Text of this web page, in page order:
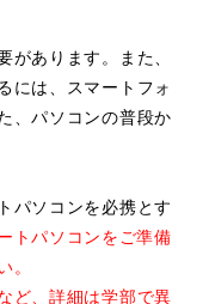
があります。また、
には、スマートフォ
、パソコンの普段か
パソコンを必携とす
トパソコンをご準備
。
ど、詳細は学部で異